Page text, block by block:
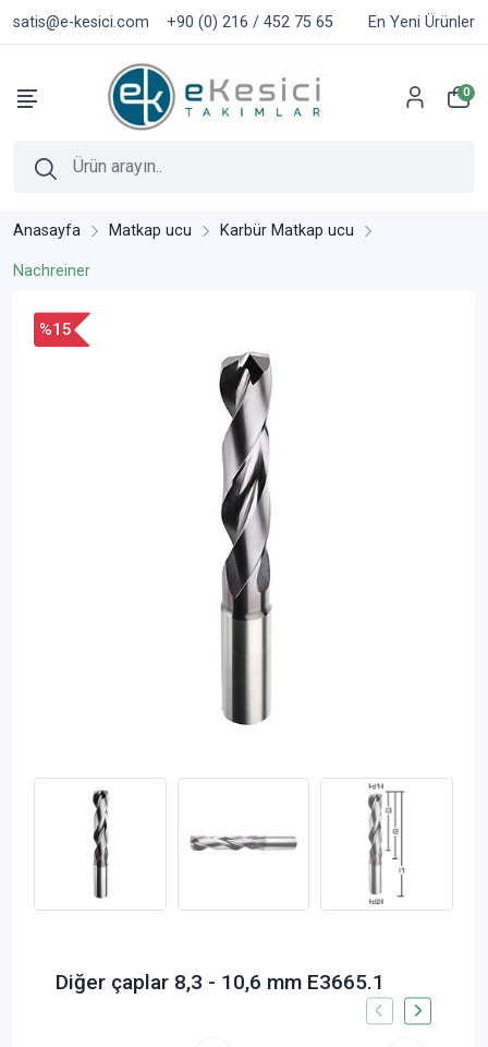
satis@e-kesici.com +90 (0) 216 / 452 75 65 En Yeni Ürünler
0
Anasayfa Matkap ucu Karbür Matkap ucu
Nachreiner
%15
Diğer çaplar 8,3 - 10,6 mm E3665.1